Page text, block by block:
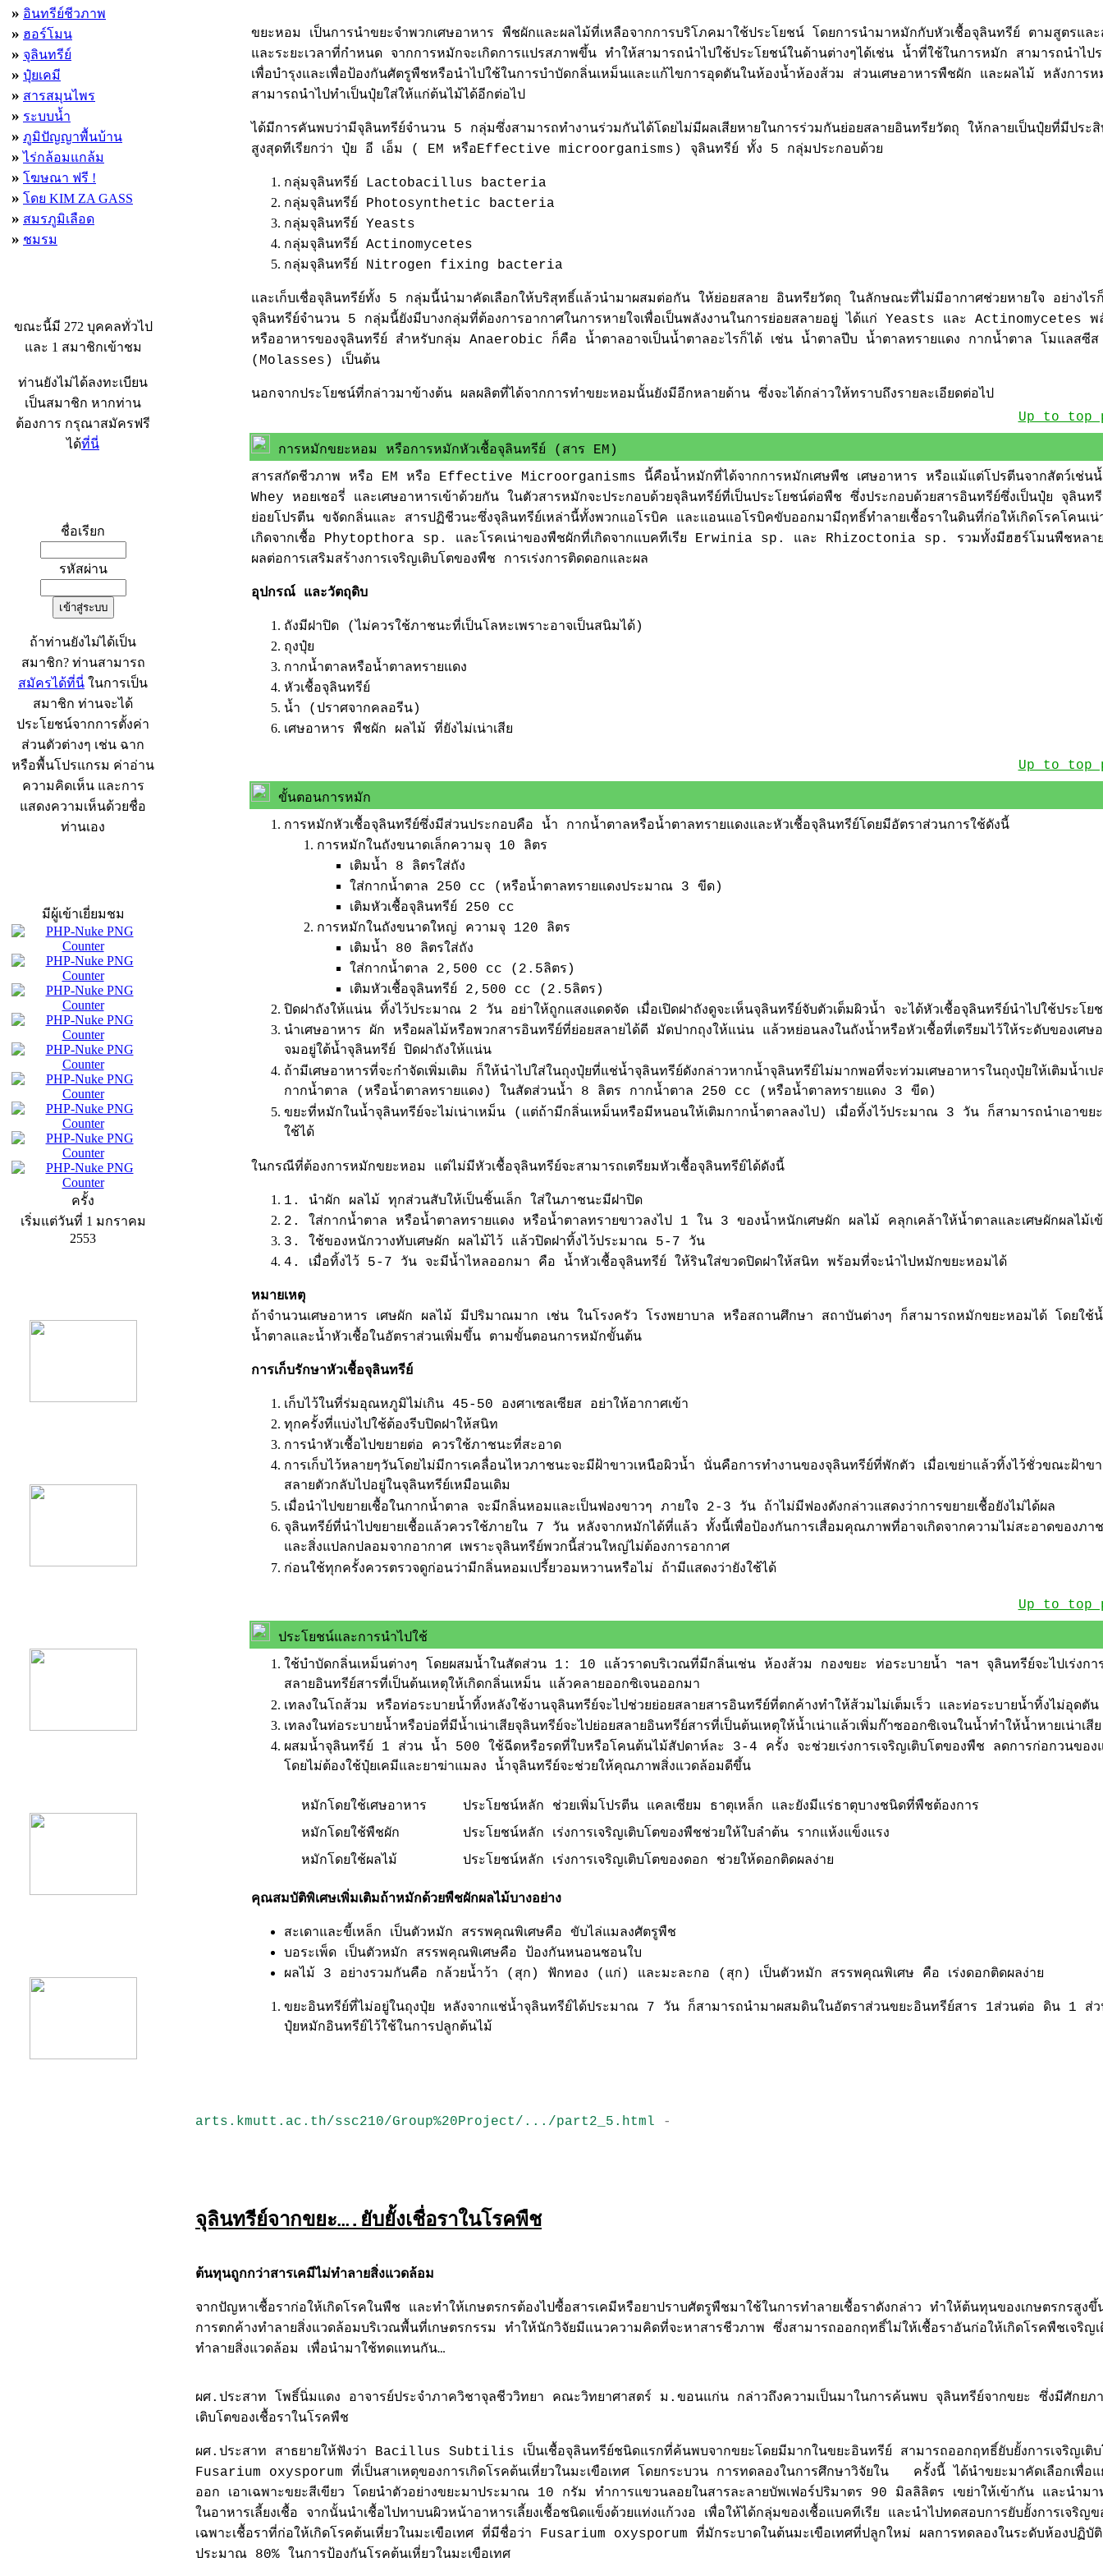
» อินทรีย์ชีวภาพ
» ฮอร์โมน
» จุลินทรีย์
» ปุ๋ยเคมี
» สารสมุนไพร
» ระบบน้ำ
» ภูมิปัญญาพื้นบ้าน
» ไร่กล้อมแกล้ม
» โฆษณา ฟรี !
» โดย KIM ZA GASS
» สมรภูมิเลือด
» ชมรม
ขณะนี้มี 272 บุคคลทั่วไป
และ 1 สมาชิกเข้าชม
ท่านยังไม่ได้ลงทะเบียน
เป็นสมาชิก หากท่าน
ต้องการ กรุณาสมัครฟรี
ได้ที่นี่
ชื่อเรียก
รหัสผ่าน
ถ้าท่านยังไม่ได้เป็น
สมาชิก? ท่านสามารถ
สมัครได้ที่นี่ ในการเป็น
สมาชิก ท่านจะได้
ประโยชน์จากการตั้งค่า
ส่วนตัวต่างๆ เช่น ฉาก
หรือพื้นโปรแกรม ค่าอ่าน
ความคิดเห็น และการ
แสดงความเห็นด้วยชื่อ
ท่านเอง
มีผู้เข้าเยี่ยมชม
ครั้ง
เริ่มแต่วันที่ 1 มกราคม
2553
ขยะหอม เป็นการนำขยะจำพวกเศษอาหาร พืชผักและผลไม้ที่เหลือจากการบริโภคมาใช้ประโยชน์ โดยการนำมาหมักกับหัวเชื้อจุลินทรีย์ ตามสูตรแล
และระยะเวลาที่กำหนด จากการหมักจะเกิดการแปรสภาพขึ้น ทำให้สามารถนำไปใช้ประโยชน์ในด้านต่างๆได้เช่น น้ำที่ใช้ในการหมัก สามารถนำไป
เพื่อบำรุงและเพื่อป้องกันศัตรูพืชหรือนำไปใช้ในการบำบัดกลิ่นเหม็นและแก้ไขการอุดตันในห้องน้ำห้องส้วม ส่วนเศษอาหารพืชผัก และผลไม้ หลังการห
สามารถนำไปทำเป็นปุ๋ยใส่ให้แก่ต้นไม้ได้อีกต่อไป
ได้มีการคันพบว่ามีจุลินทรีย์จำนวน 5 กลุ่มซึ่งสามารถทำงานร่วมกันได้โดยไม่มีผลเสียหายในการร่วมกันย่อยสลายอินทรียวัตถุ ให้กลายเป็นปุ๋ยที่มีประ
สูงสุดทีเรียกว่า ปุ๋ย อี เอ็ม ( EM หรือEffective microorganisms) จุลินทรีย์ ทั้ง 5 กลุ่มประกอบด้วย
กลุ่มจุลินทรีย์ Lactobacillus bacteria
กลุ่มจุลินทรีย์ Photosynthetic bacteria
กลุ่มจุลินทรีย์ Yeasts
กลุ่มจุลินทรีย์ Actinomycetes
กลุ่มจุลินทรีย์ Nitrogen fixing bacteria
และเก็บเชื่อจุลินทรีย์ทั้ง 5 กลุ่มนี้นำมาคัดเลือกให้บริสุทธิ์แล้วนำมาผสมต่อกัน ให้ย่อยสลาย อินทรียวัตถุ ในลักษณะที่ไม่มีอากาศช่วยหายใจ อย่างไร
จุลินทรีย์จำนวน 5 กลุ่มนี้ยังมีบางกลุ่มที่ต้องการอากาศในการหายใจเพื่อเป็นพลังงานในการย่อยสลายอยู่ ได้แก่ Yeasts และ Actinomycetes พ
หรืออาหารของจุลินทรีย์ สำหรับกลุ่ม Anaerobic ก็คือ น้ำตาลอาจเป็นน้ำตาลอะไรก็ได้ เช่น น้ำตาลปีบ น้ำตาลทรายแดง กากน้ำตาล โมแลสซีส
(Molasses) เป็นต้น
นอกจากประโยชน์ที่กล่าวมาข้างต้น ผลผลิตที่ได้จากการทำขยะหอมนั้นยังมีอีกหลายด้าน ซึ่งจะได้กล่าวให้ทราบถึงรายละเอียดต่อไป
Up to top
การหมักขยะหอม หรือการหมักหัวเชื้อจุลินทรีย์ (สาร EM)
สารสกัดชีวภาพ หรือ EM หรือ Effective Microorganisms นี้คือน้ำหมักที่ได้จากการหมักเศษพืช เศษอาหาร หรือแม้แต่โปรตีนจากสัตว์เช่น
Whey หอยเชอรี่ และเศษอาหารเข้าด้วยกัน ในตัวสารหมักจะประกอบด้วยจุลินทรีย์ที่เป็นประโยชน์ต่อพืช ซึ่งประกอบด้วยสารอินทรีย์ซึ่งเป็นปุ๋ย จุลินท
ย่อยโปรตีน ขจัดกลิ่นและ สารปฏิชีวนะซึ่งจุลินทรีย์เหล่านี้ทั้งพวกแอโรบิค และแอนแอโรบิคขับออกมามีฤทธิ์ทำลายเชื้อราในดินที่ก่อให้เกิดโรคโคนเ
เกิดจากเชื้อ Phytopthora sp. และโรคเน่าของพืชผักที่เกิดจากแบคทีเรีย Erwinia sp. และ Rhizoctonia sp. รวมทั้งมีฮฮร์โมนพืชหลา
ผลต่อการเสริมสร้างการเจริญเติบโตของพืช การเร่งการติดดอกและผล
อุปกรณ์ และวัตถุดิบ
ถังมีฝาปิด (ไม่ควรใช้ภาชนะที่เป็นโลหะเพราะอาจเป็นสนิมได้)
ถุงปุ๋ย
กากน้ำตาลหรือน้ำตาลทรายแดง
หัวเชื้อจุลินทรีย์
น้ำ (ปราศจากคลอรีน)
เศษอาหาร พืชผัก ผลไม้ ที่ยังไม่เน่าเสีย
Up to top
ขั้นตอนการหมัก
การหมักหัวเชื้อจุลินทรีย์ซึ่งมีส่วนประกอบคือ น้ำ กากน้ำตาลหรือน้ำตาลทรายแดงและหัวเชื้อจุลินทรีย์โดยมีอัตราส่วนการใช้ดังนี้
การหมักในถังขนาดเล็กความจุ 10 ลิตร
เติมน้ำ 8 ลิตรใส่ถัง
ใส่กากน้ำตาล 250 cc (หรือน้ำตาลทรายแดงประมาณ 3 ขีด)
เติมหัวเชื้อจุลินทรีย์ 250 cc
การหมักในถังขนาดใหญ่ ความจุ 120 ลิตร
เติมน้ำ 80 ลิตรใส่ถัง
ใส่กากน้ำตาล 2,500 cc (2.5ลิตร)
เติมหัวเชื้อจุลินทรีย์ 2,500 cc (2.5ลิตร)
ปิดฝาถังให้แน่น ทิ้งไว้ประมาณ 2 วัน อย่าให้ถูกแสงแดดจัด เมื่อเปิดฝาถังดูจะเห็นจุลินทรีย์จับตัวเต็มผิวน้ำ จะได้หัวเชื้อจุลินทรีย์นำไปใช้ประโย
นำเศษอาหาร ผัก หรือผลไม้หรือพวกสารอินทรีย์ที่ย่อยสลายได้ดี มัดปากถุงให้แน่น แล้วหย่อนลงในถังน้ำหรือหัวเชื้อที่เตรียมไว้ให้ระดับของเศษ
จมอยู่ใต้น้ำจุลินทรีย์ ปิดฝาถังให้แน่น
ถ้ามีเศษอาหารที่จะกำจัดเพิ่มเติม ก็ให้นำไปใส่ในถุงปุ๋ยที่แช่น้ำจุลินทรีย์ดังกล่าวหากน้ำจุลินทรีย์ไม่มากพอที่จะท่วมเศษอาหารในถุงปุ๋ยให้เติมน้ำเ
กากน้ำตาล (หรือน้ำตาลทรายแดง) ในสัดส่วนน้ำ 8 ลิตร กากน้ำตาล 250 cc (หรือน้ำตาลทรายแดง 3 ขีด)
ขยะที่หมักในน้ำจุลินทรีย์จะไม่เน่าเหม็น (แต่ถ้ามีกลิ่นเหม็นหรือมีหนอนให้เติมกากน้ำตาลลงไป) เมื่อทิ้งไว้ประมาณ 3 วัน ก็สามารถนำเอาขย
ใช้ได้
ในกรณีที่ต้องการหมักขยะหอม แต่ไม่มีหัวเชื้อจุลินทรีย์จะสามารถเตรียมหัวเชื้อจุลินทรีย์ได้ดังนี้
1. นำผัก ผลไม้ ทุกส่วนสับให้เป็นชิ้นเล็ก ใส่ในภาชนะมีฝาปิด
2. ใส่กากน้ำตาล หรือน้ำตาลทรายแดง หรือน้ำตาลทรายขาวลงไป 1 ใน 3 ของน้ำหนักเศษผัก ผลไม้ คลุกเคล้าให้น้ำตาลและเศษผักผลไม้เ
3. ใช้ของหนักวางทับเศษผัก ผลไม้ไว้ แล้วปิดฝาทิ้งไว้ประมาณ 5-7 วัน
4. เมื่อทิ้งไว้ 5-7 วัน จะมีน้ำไหลออกมา คือ น้ำหัวเชื้อจุลินทรีย์ ให้รินใส่ขวดปิดฝาให้สนิท พร้อมที่จะนำไปหมักขยะหอมได้
หมายเหตุ
ถ้าจำนวนเศษอาหาร เศษผัก ผลไม้ มีปริมาณมาก เช่น ในโรงครัว โรงพยาบาล หรือสถานศึกษา สถาบันต่างๆ ก็สามารถหมักขยะหอมได้ โดยใช้
น้ำตาลและน้ำหัวเชื้อในอัตราส่วนเพิ่มขึ้น ตามขั้นตอนการหมักขั้นต้น
การเก็บรักษาหัวเชื้อจุลินทรีย์
เก็บไว้ในที่ร่มอุณหภูมิไม่เกิน 45-50 องศาเซลเซียส อย่าให้อากาศเข้า
ทุกครั้งที่แบ่งไปใช้ต้องรีบปิดฝาให้สนิท
การนำหัวเชื้อไปขยายต่อ ควรใช้ภาชนะที่สะอาด
การเก็บไว้หลายๆวันโดยไม่มีการเคลื่อนไหวภาชนะจะมีฝ้าขาวเหนือผิวน้ำ นั่นคือการทำงานของจุลินทรีย์ที่พักตัว เมื่อเขย่าแล้วทิ้งไว้ชั่วขณะฝ้าขา
สลายตัวกลับไปอยู่ในจุลินทรีย์เหมือนเดิม
เมื่อนำไปขยายเชื้อในกากน้ำตาล จะมีกลิ่นหอมและเป็นฟองขาวๆ ภายใจ 2-3 วัน ถ้าไม่มีฟองดังกล่าวแสดงว่าการขยายเชื้อยังไม่ได้ผล
จุลินทรีย์ที่นำไปขยายเชื้อแล้วควรใช้ภายใน 7 วัน หลังจากหมักได้ที่แล้ว ทั้งนี้เพื่อป้องกันการเสื่อมคุณภาพที่อาจเกิดจากความไม่สะอาดของภา
และสิ่งแปลกปลอมจากอากาศ เพราะจุลินทรีย์พวกนี้ส่วนใหญ่ไม่ต้องการอากาศ
ก่อนใช้ทุกครั้งควรตรวจดูก่อนว่ามีกลิ่นหอมเปรี้ยวอมหวานหรือไม่ ถ้ามีแสดงว่ายังใช้ได้
Up to top
ประโยชน์และการนำไปใช้
ใช้บำบัดกลิ่นเหม็นต่างๆ โดยผสมน้ำในสัดส่วน 1: 10 แล้วราดบริเวณที่มีกลิ่นเช่น ห้องส้วม กองขยะ ท่อระบายน้ำ ฯลฯ จุลินทรีย์จะไปเร่งกา
สลายอินทรีย์สารที่เป็นต้นเหตุให้เกิดกลิ่นเหม็น แล้วคลายออกซิเจนออกมา
เทลงในโถส้วม หรือท่อระบายน้ำทิ้งหลังใช้งานจุลินทรีย์จะไปช่วยย่อยสลายสารอินทรีย์ที่ตกค้างทำให้ส้วมไม่เต็มเร็ว และท่อระบายน้ำทิ้งไม่อุดตัน
เทลงในท่อระบายน้ำหรือบ่อที่มีน้ำเน่าเสียจุลินทรีย์จะไปย่อยสลายอินทรีย์สารที่เป็นต้นเหตุให้น้ำเน่าแล้วเพิ่มก๊าซออกซิเจนในน้ำทำให้น้ำหายเน่าเสีย
ผสมน้ำจุลินทรีย์ 1 ส่วน น้ำ 500 ใช้ฉีดหรือรดที่ใบหรือโคนต้นไม้สัปดาห์ละ 3-4 ครั้ง จะช่วยเร่งการเจริญเติบโตของพืช ลดการก่อกวนของ
โดยไม่ต้องใช้ปุ๋ยเคมีและยาฆ่าแมลง น้ำจุลินทรีย์จะช่วยให้คุณภาพสิ่งแวดล้อมดีขึ้น
หมักโดยใช้เศษอาหาร
ประโยชน์หลัก ช่วยเพิ่มโปรตีน แคลเซียม ธาตุเหล็ก และยังมีแร่ธาตุบางชนิดที่พืชต้องการ
หมักโดยใช้พืชผัก
ประโยชน์หลัก เร่งการเจริญเติบโตของพืชช่วยให้ใบลำต้น รากแห้งแข็งแรง
หมักโดยใช้ผลไม้
ประโยชน์หลัก เร่งการเจริญเติบโตของดอก ช่วยให้ดอกติดผลง่าย
คุณสมบัติพิเศษเพิ่มเติมถ้าหมักด้วยพืชผักผลไม้บางอย่าง
สะเดาและขี้เหล็ก เป็นตัวหมัก สรรพคุณพิเศษคือ ขับไล่แมลงศัตรูพืช
บอระเพ็ด เป็นตัวหมัก สรรพคุณพิเศษคือ ป้องกันหนอนชอนใบ
ผลไม้ 3 อย่างรวมกันคือ กล้วยน้ำว้า (สุก) ฟักทอง (แก่) และมะละกอ (สุก) เป็นตัวหมัก สรรพคุณพิเศษ คือ เร่งดอกติดผลง่าย
ขยะอินทรีย์ที่ไม่อยู่ในถุงปุ๋ย หลังจากแช่น้ำจุลินทรีย์ได้ประมาณ 7 วัน ก็สามารถนำมาผสมดินในอัตราส่วนขยะอินทรีย์สาร 1ส่วนต่อ ดิน 1 ส่ว
ปุ๋ยหมักอินทรีย์ไว้ใช้ในการปลูกต้นไม้
arts.kmutt.ac.th/ssc210/Group%20Project/.../part2_5.html -
จุลินทรีย์จากขยะ….ยับยั้งเชื่อราในโรคพืช
ต้นทุนถูกกว่าสารเคมีไม่ทำลายสิ่งแวดล้อม
จากปัญหาเชื้อราก่อให้เกิดโรคในพืช และทำให้เกษตรกรต้องไปซื้อสารเคมีหรือยาปราบศัตรูพืชมาใช้ในการทำลายเชื้อราดังกล่าว ทำให้ต้นทุนของเกษตรกรสูง
การตกค้างทำลายสิ่งแวดล้อมบริเวณพื้นที่เกษตรกรรม ทำให้นักวิจัยมีแนวความคิดที่จะหาสารชีวภาพ ซึ่งสามารถออกฤทธิ์ไม่ให้เชื้อราอันก่อให้เกิดโรคพืชเจริญเ
ทำลายสิ่งแวดล้อม เพื่อนำมาใช้ทดแทนกัน…
ผศ.ประสาท โพธิ์นิ่มแดง อาจารย์ประจำภาควิชาจุลชีววิทยา คณะวิทยาศาสตร์ ม.ขอนแก่น กล่าวถึงความเป็นมาในการค้นพบ จุลินทรีย์จากขยะ ซึ่งมีศักยภ
เติบโตของเชื้อราในโรคพืช
ผศ.ประสาท สาธยายให้ฟังว่า Bacillus Subtilis เป็นเชื้อจุลินทรีย์ชนิดแรกที่ค้นพบจากขยะโดยมีมากในขยะอินทรีย์ สามารถออกฤทธิ์ยับยั้งการเจริญเติบ
Fusarium oxysporum ที่เป็นสาเหตุของการเกิดโรคต้นเหี่ยวในมะเขือเทศ โดยกระบวน การทดลองในการศึกษาวิจัยใน ครั้งนี้ ได้นำขยะมาคัดเลือกเพื่อแ
ออก เอาเฉพาะขยะสีเขียว โดยนำตัวอย่างขยะมาประมาณ 10 กรัม ทำการแขวนลอยในสารละลายบัพเฟอร์ปริมาตร 90 มิลลิลิตร เขย่าให้เข้ากัน และนำมา
ในอาหารเลี้ยงเชื้อ จากนั้นนำเชื้อไปทาบนผิวหน้าอาหารเลี้ยงเชื้อชนิดแข็งด้วยแท่งแก้วงอ เพื่อให้ได้กลุ่มของเชื้อแบคทีเรีย และนำไปทดสอบการยับยั้งการเจริญ
เฉพาะเชื้อราที่ก่อให้เกิดโรคต้นเหี่ยวในมะเขือเทศ ที่มีชื่อว่า Fusarium oxysporum ที่มักระบาดในต้นมะเขือเทศที่ปลูกใหม่ ผลการทดลองในระดับห้องปฏิบัติ
ประมาณ 80% ในการป้องกันโรคต้นเหี่ยวในมะเขือเทศ